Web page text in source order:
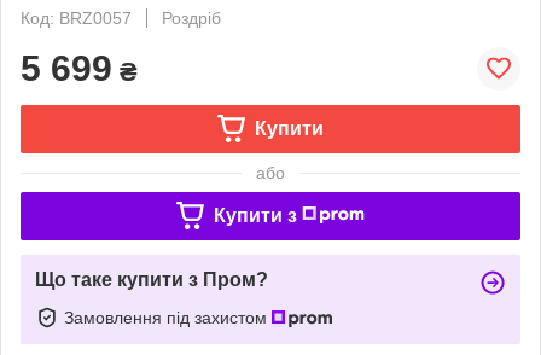
Код: BRZ0057
Роздріб
5 699 ₴
Купити
або
Купити з
Що таке купити з Пром?
Замовлення під захистом